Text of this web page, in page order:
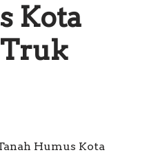
Kota
Truk
Humus Kota